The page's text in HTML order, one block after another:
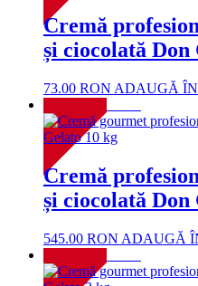
Cremă
și ciocolată Don
73.00 RON ADAUGĂ ÎN
Cremă
și ciocolată Don
545.00 RON ADAUGĂ